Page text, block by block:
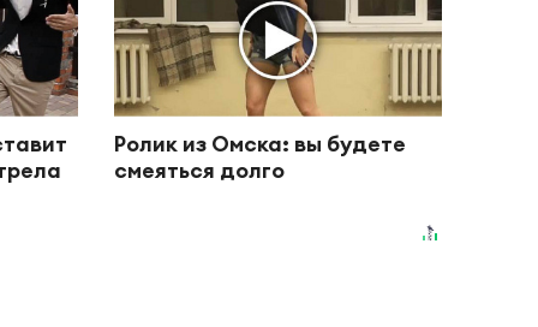
Ролик из Омска: вы будете
смеяться долго